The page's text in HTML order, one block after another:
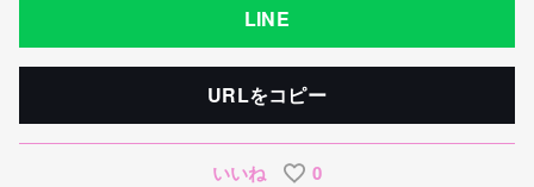
LINE
URLをコピー
いいね 0